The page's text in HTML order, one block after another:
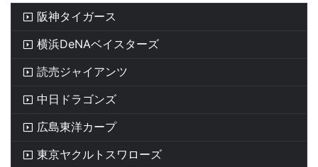
阪神タイガース
横浜DeNAベイスターズ
読売ジャイアンツ
中日ドラゴンズ
広島東洋カープ
東京ヤクルトスワローズ